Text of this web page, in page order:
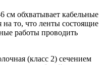
обхватывает кабельные
то, что ленты состоящие
работы проводить
(класс 2) сечением